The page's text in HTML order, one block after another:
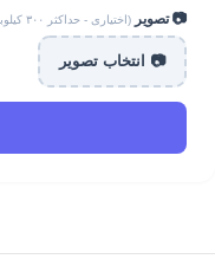
📷 تصویر (اختیاری - حداکثر ۳۰۰ کیلوبایت)
📷 انتخاب تصویر